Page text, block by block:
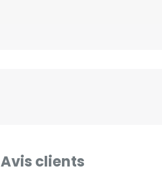
Avis clients